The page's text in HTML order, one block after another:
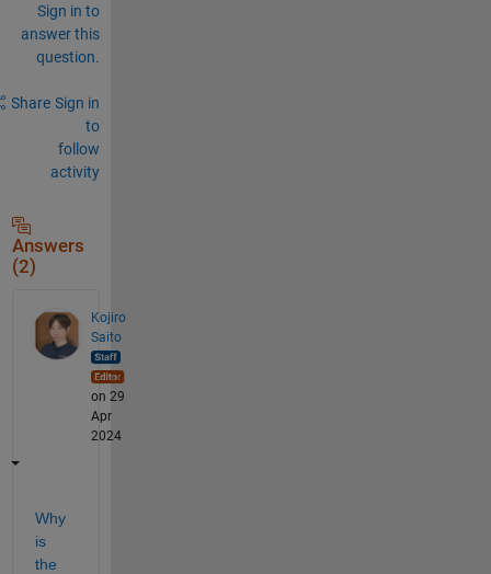
Sign in to
answer this
question.
Share Sign in
to
follow
activity
Answers
(2)
Kojiro
Saito
on 29
Apr
2024
Why
is
the